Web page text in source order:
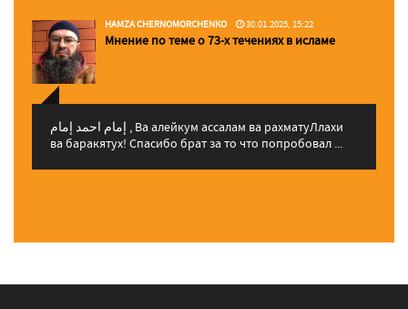
HAMZA CHERNOMORCHENKO 30.01.2025, 15:22
Мнение по теме о 73-х течениях в исламе
إمام احمد إمام , Ва алейкум ассалам ва рахматуЛлахи
ва баракятух! Спасибо брат за то что попробовал ...